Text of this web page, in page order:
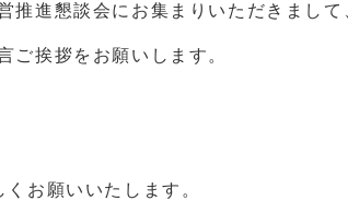
進懇談会にお集まりいただきまして
ご挨拶をお願いします。
お願いいたします。